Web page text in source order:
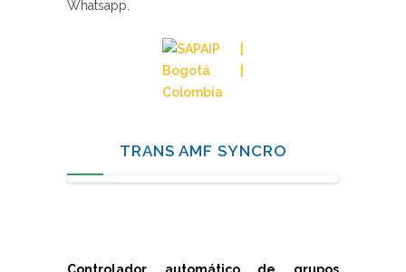
Whatsapp.
TRANS AMF SYNCRO